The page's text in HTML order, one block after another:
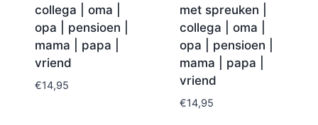
collega | oma |
opa | pensioen |
mama | papa |
vriend
€14,95
met spreuken |
collega | oma |
opa | pensioen |
mama | papa |
vriend
€14,95